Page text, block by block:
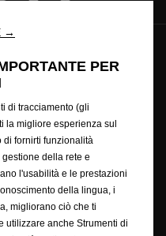
accessori
di conformità
rateale
assicurare che i contenuti di
→
PER
di tracciamento (gli
la migliore esperienza sul
di fornirti funzionalità
della rete e
l'usabilità e le prestazioni
della lingua, i
migliorano ciò che ti
utilizzare anche Strumenti di